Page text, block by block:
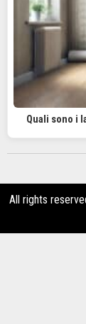
Quali sono i
All rights